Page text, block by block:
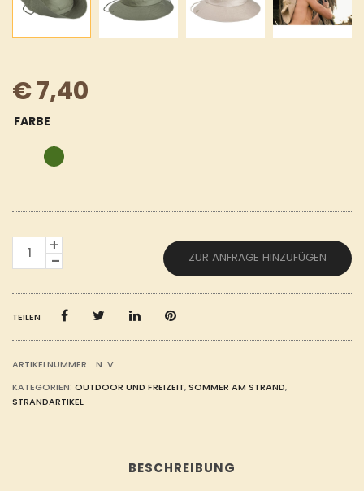
€7,40
FARBE
SAFARIHUT
AUS
100
MENGE
ZUR ANFRAGE HINZUFÜGEN
TEILEN
ARTIKELNUMMER: N. V.
KATEGORIEN: OUTDOOR UND FREIZEIT,SOMMER AM STRAND,
STRANDARTIKEL
BESCHREIBUNG